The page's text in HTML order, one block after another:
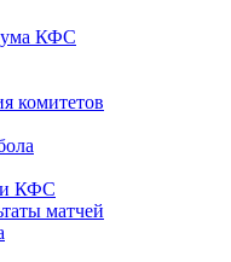
КФС
комитетов
КФС
матчей